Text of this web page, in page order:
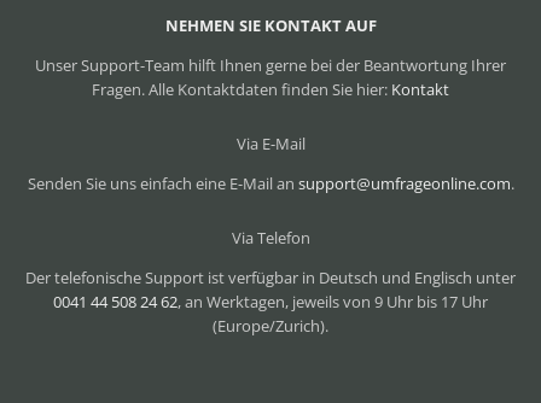
NEHMEN SIE KONTAKT AUF
Unser Support-Team hilft Ihnen gerne bei der Beantwortung Ihrer
Fragen. Alle Kontaktdaten finden Sie hier: Kontakt
Via E-Mail
Senden Sie uns einfach eine E-Mail an support@umfrageonline.com.
Via Telefon
Der telefonische Support ist verfügbar in Deutsch und Englisch unter
0041 44 508 24 62, an Werktagen, jeweils von 9 Uhr bis 17 Uhr
(Europe/Zurich).